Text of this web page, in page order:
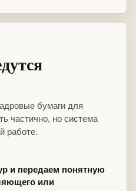
бумаги для
частично, но система
работе.
и передаем понятную
или